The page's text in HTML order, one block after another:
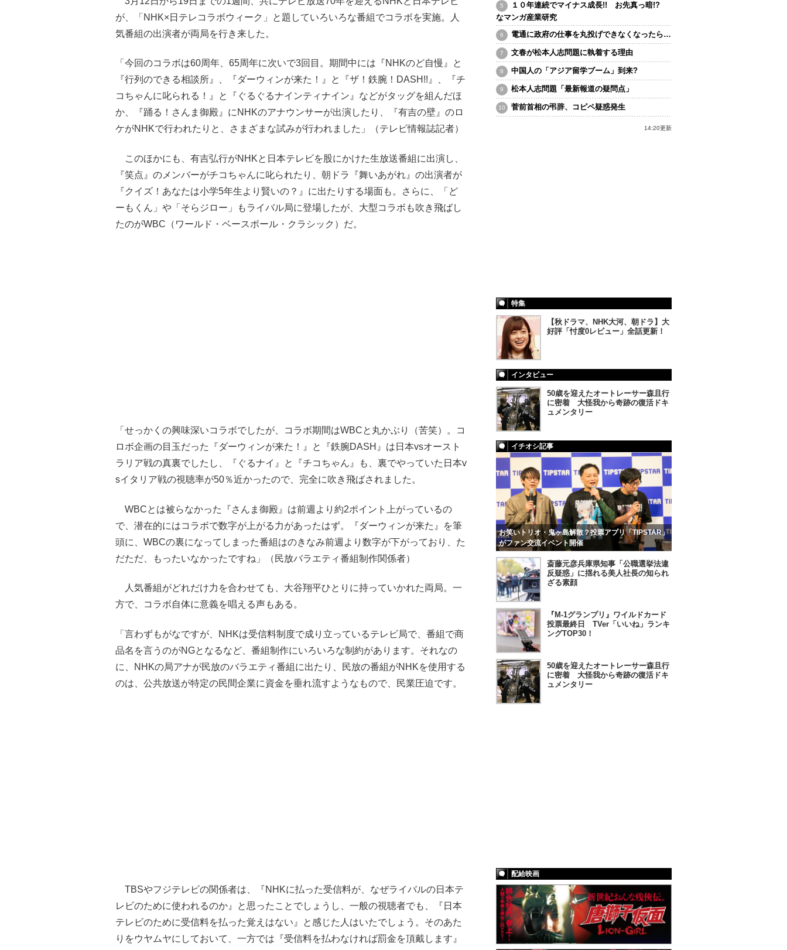
が、「NHK×日テレコラボウィーク」と題していろいろな番組でコラボを実施。人
気番組の出演者が両局を行き来した。
「今回のコラボは60周年、65周年に次いで3回目。期間中には『NHKのど自慢』と
『行列のできる相談所』、『ダーウィンが来た！』と『ザ！鉄腕！DASH!!』、『チ
コちゃんに叱られる！』と『ぐるぐるナインティナイン』などがタッグを組んだほ
か、『踊る！さんま御殿』にNHKのアナウンサーが出演したり、『有吉の壁』のロ
ケがNHKで行われたりと、さまざまな試みが行われました」（テレビ情報誌記者）
このほかにも、有吉弘行がNHKと日本テレビを股にかけた生放送番組に出演し、
『笑点』のメンバーがチコちゃんに叱られたり、朝ドラ『舞いあがれ』の出演者が
『クイズ！あなたは小学5年生より賢いの？』に出たりする場面も。さらに、「ど
ーもくん」や「そらジロー」もライバル局に登場したが、大型コラボも吹き飛ばし
たのがWBC（ワールド・ベースボール・クラシック）だ。
「せっかくの興味深いコラボでしたが、コラボ期間はWBCと丸かぶり（苦笑）。コ
ロボ企画の目玉だった『ダーウィンが来た！』と『鉄腕DASH』は日本vsオースト
ラリア戦の真裏でしたし、『ぐるナイ』と『チコちゃん』も、裏でやっていた日本v
sイタリア戦の視聴率が50％近かったので、完全に吹き飛ばされました。
WBCとは被らなかった『さんま御殿』は前週より約2ポイント上がっているの
で、潜在的にはコラボで数字が上がる力があったはず。『ダーウィンが来た』を筆
頭に、WBCの裏になってしまった番組はのきなみ前週より数字が下がっており、た
だただ、もったいなかったですね」（民放バラエティ番組制作関係者）
人気番組がどれだけ力を合わせても、大谷翔平ひとりに持っていかれた両局。一
方で、コラボ自体に意義を唱える声もある。
「言わずもがなですが、NHKは受信料制度で成り立っているテレビ局で、番組で商
品名を言うのがNGとなるなど、番組制作にいろいろな制約があります。それなの
に、NHKの局アナが民放のバラエティ番組に出たり、民放の番組がNHKを使用する
のは、公共放送が特定の民間企業に資金を垂れ流すようなもので、民業圧迫です。
TBSやフジテレビの関係者は、『NHKに払った受信料が、なぜライバルの日本テ
レビのために使われるのか』と思ったことでしょうし、一般の視聴者でも、『日本
テレビのために受信料を払った覚えはない』と感じた人はいたでしょう。そのあた
りをウヤムヤにしておいて、一方では『受信料を払わなければ罰金を頂戴します』
１０年連続でマイナス成長!! お先真っ暗!?
なマンガ産業研究
電通に政府の仕事を丸投げできなくなったら…
文春が松本人志問題に執着する理由
中国人の「アジア留学ブーム」到来?
松本人志問題「最新報道の疑問点」
菅前首相の弔辞、コピペ疑惑発生
14:20更新
特集
【秋ドラマ、NHK大河、朝ドラ】大
好評「忖度0レビュー」全話更新！
インタビュー
50歳を迎えたオートレーサー森且行
に密着 大怪我から奇跡の復活ドキ
ュメンタリー
イチオシ記事
お笑いトリオ・鬼ヶ島解散？投票アプリ「TIPSTAR」
がファン交流イベント開催
斎藤元彦兵庫県知事「公職選挙法違
反疑惑」に揺れる美人社長の知られ
ざる素顔
『M-1グランプリ』ワイルドカード
投票最終日 TVer「いいね」ランキ
ングTOP30！
50歳を迎えたオートレーサー森且行
に密着 大怪我から奇跡の復活ドキ
ュメンタリー
配給映画